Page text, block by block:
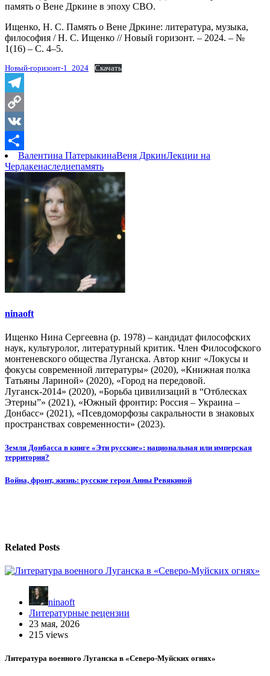
память о Вене Дркине в эпоху СВО.
Ищенко, Н. С. Память о Вене Дркине: литература, музыка,
философия / Н. С. Ищенко // Новый горизонт. – 2024. – №
1(16) – С. 4–5.
Новый-горизонт-1_2024 Скачать
Telegram
Copy
Link
VK
Отправить
Валентина ПатерыкинаВеня ДркинЛекции на
Чердакенаследиепамять
ninaoft
Ищенко Нина Сергеевна (р. 1978) – кандидат философских
наук, культуролог, литературный критик. Член Философского
монтеневского общества Луганска. Автор книг «Локусы и
фокусы современной литературы» (2020), «Книжная полка
Татьяны Лариной» (2020), «Город на передовой.
Луганск-2014» (2020), «Борьба цивилизаций в “Отблесках
Этерны”» (2021), «Южный фронтир: Россия – Украина –
Донбасс» (2021), «Псевдоморфозы сакральности в знаковых
пространствах современности» (2023).
Навигация
по
записям
Земля Донбасса в книге «Эти русские»: национальная или имперская
территория?
Война, фронт, жизнь: русские герои Анны Ревякиной
Related Posts
ninaoft
Литературные рецензии
23 мая, 2026
215 views
Литература военного Луганска в «Северо-Муйских огнях»